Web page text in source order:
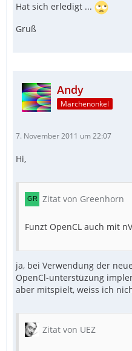
Hat sich erledigt ...
Gruß
Andy
Märchenonkel
7. November 2011 um 22:07
Hi,
Zitat von Greenhorn
Funzt OpenCL auch mit
ja, bei Verwendung der
OpenCl-unterstüzung
aber mitspielt, weiss ich
Zitat von UEZ